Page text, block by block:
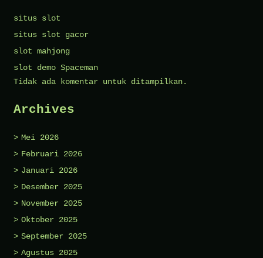
situs slot
situs slot gacor
slot mahjong
slot demo Spaceman
Tidak ada komentar untuk ditampilkan.
Archives
Mei 2026
Februari 2026
Januari 2026
Desember 2025
November 2025
Oktober 2025
September 2025
Agustus 2025